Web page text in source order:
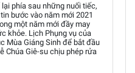
phía sau những nuối tiếc,
bước vào năm mới 2021
một năm mới đầy may
khỏe. Lịch Phụng vụ của
Mùa Giáng Sinh để bắt đầu
Chúa Giê-su chịu phép rửa